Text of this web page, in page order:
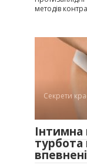
методів
Секрети
турбота